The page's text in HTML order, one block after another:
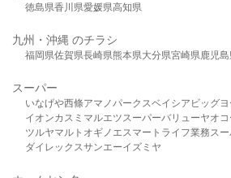
徳島県香川県愛媛県高知県
九州・沖縄 のチラシ
福岡県佐賀県長崎県熊本県大分県宮崎県鹿児
スーパー
いなげや西條アマノパークスベイシア ビッグ
イオンカスミ マルエツスーパーバリューヤオコ
ツルヤマルト オギノ エスマート ライフ業務スー
ダイレックスサンエーイズミヤ